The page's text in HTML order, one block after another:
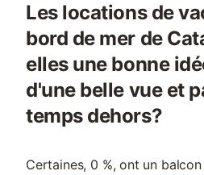
Les locations de
bord de mer de
elles une bonne
d'une belle vue et
temps dehors?
Certaines, 0 %, ont un